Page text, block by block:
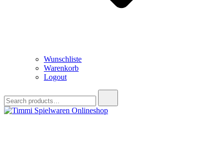
Wunschliste
Warenkorb
Logout
for: